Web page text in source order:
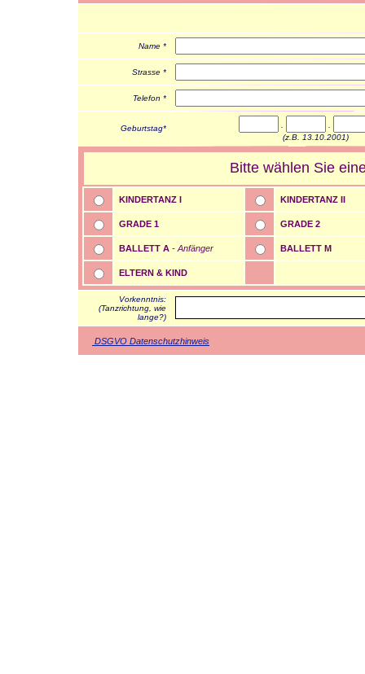
Name *
Strasse *
Telefon *
Geburtstag*
(z.B. 13.10.2001)
Bitte wählen Sie
KINDERTANZ I KINDERTANZ II
GRADE 1 GRADE 2
BALLETT A - Anfänger BALLETT M
ELTERN & KIND
Vorkenntnis:
(Tanzrichtung, wie
lange?)
DSGVO Datenschutzhinweis